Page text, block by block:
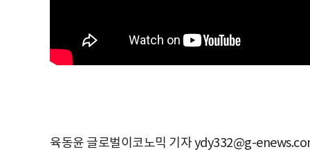
육동윤 글로벌이코노믹 기자 ydy332@g-